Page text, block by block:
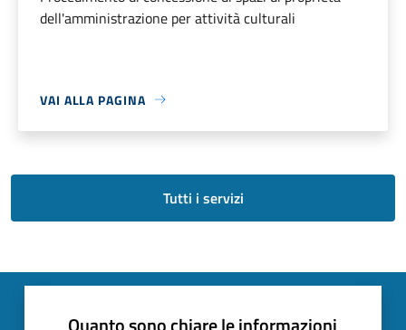
dell'amministrazione per attività culturali
VAI ALLA PAGINA
Tutti i servizi